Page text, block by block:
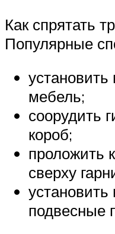
Как спрятать
Популярные
мебель;
соорудить
короб;
проложить
сверху
подвесные